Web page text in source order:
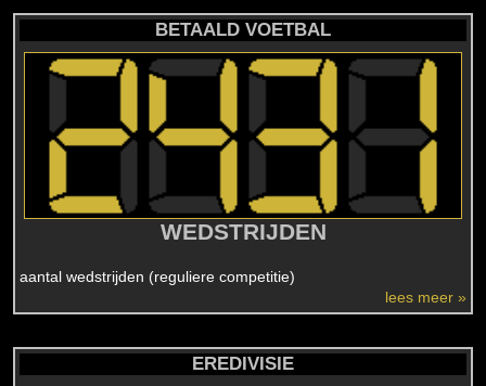
BETAALD VOETBAL
WEDSTRIJDEN
aantal wedstrijden (reguliere competitie)
lees meer »
EREDIVISIE